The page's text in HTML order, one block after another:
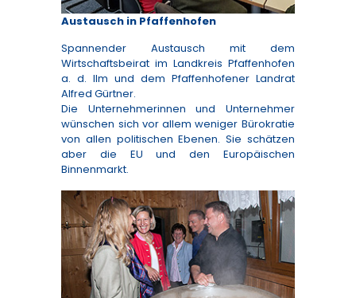
Austausch in Pfaffenhofen
Spannender Austausch mit dem
Wirtschaftsbeirat im Landkreis Pfaffenhofen
a. d. Ilm und dem Pfaffenhofener Landrat
Alfred Gürtner.
Die Unternehmerinnen und Unternehmer
wünschen sich vor allem weniger Bürokratie
von allen politischen Ebenen. Sie schätzen
aber die EU und den Europäischen
Binnenmarkt.